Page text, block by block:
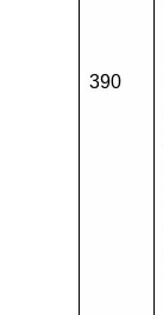
390